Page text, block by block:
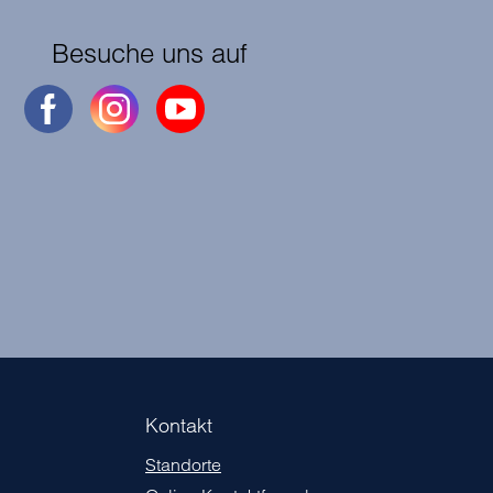
Besuche uns auf
Kontakt
Standorte